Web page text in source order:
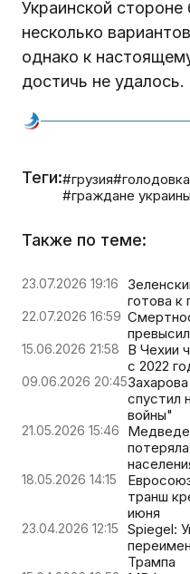
Украинской
несколько
однако к
достичь не удалось.
Теги:#грузия#голодовка
#граждане украины
Также по теме:
23.07.2026 19:16
готова
22.07.2026 16:59
15.06.2026 21:58
В Чехии
с 2022
09.06.2026 20:45
спустил
войны"
21.05.2026 15:46
18.05.2026 14:15
транш
июня
23.04.2026 12:15
Spiegel:
Трампа